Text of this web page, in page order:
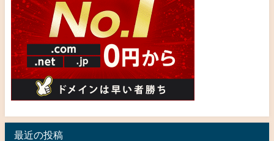
最近の投稿